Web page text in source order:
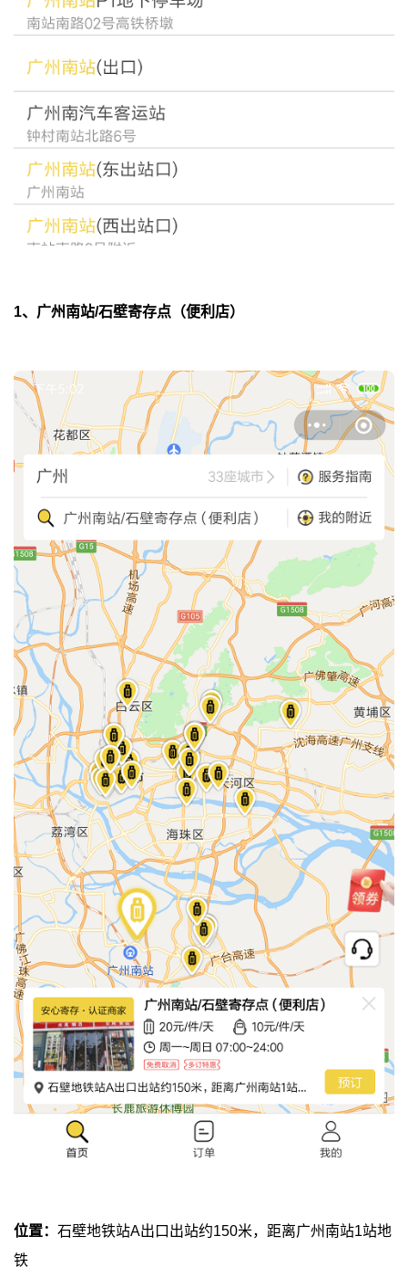
1、广州南站/石壁寄存点（便利店）
位置： 石壁地铁站A出口出站约150米，距离广州南站1站地
铁